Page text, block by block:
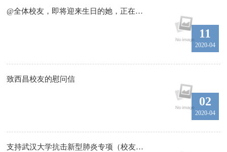
11
2020-04
@全体校友，即将迎来生日的她，正在等你的表白！
02
2020-04
致西昌校友的慰问信
支持武汉大学抗击新型肺炎专项（校友）捐款公示